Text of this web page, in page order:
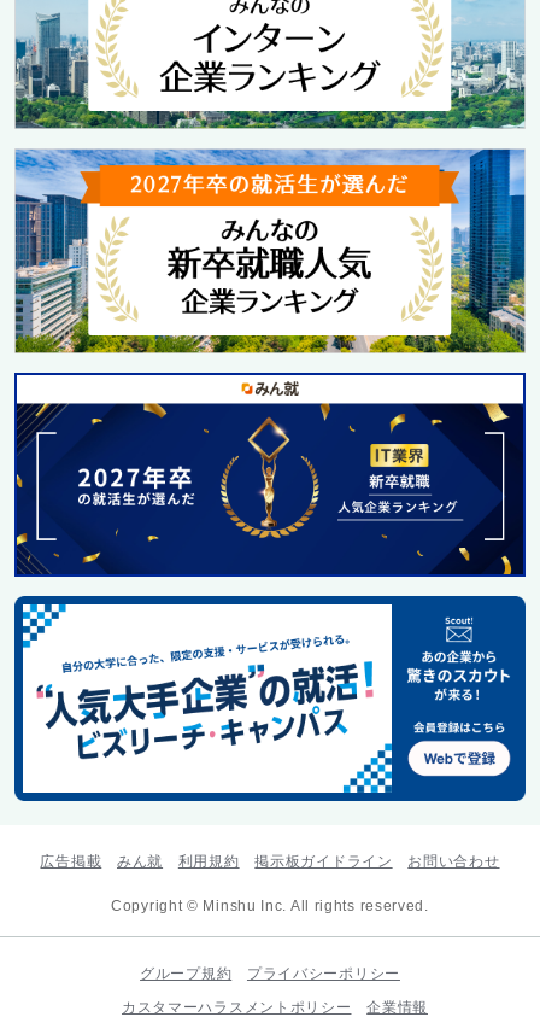
広告掲載 みん就 利用規約 掲示板ガイドライン お問い合わせ
Copyright © Minshu Inc. All rights reserved.
グループ規約
プライバシーポリシー
カスタマーハラスメントポリシー
企業情報